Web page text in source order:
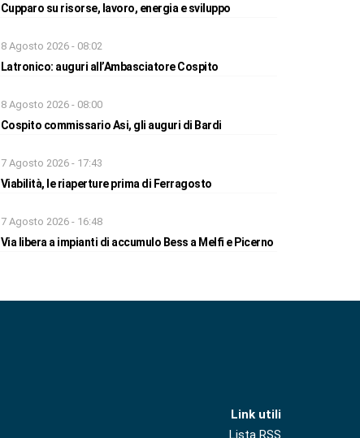
Cupparo su risorse, lavoro, energia e sviluppo
8 Agosto 2026 - 08:02
Latronico: auguri all’Ambasciatore Cospito
8 Agosto 2026 - 08:00
Cospito commissario Asi, gli auguri di Bardi
7 Agosto 2026 - 17:43
Viabilità, le riaperture prima di Ferragosto
7 Agosto 2026 - 16:48
Via libera a impianti di accumulo Bess a Melfi e Picerno
Link utili
Lista RSS